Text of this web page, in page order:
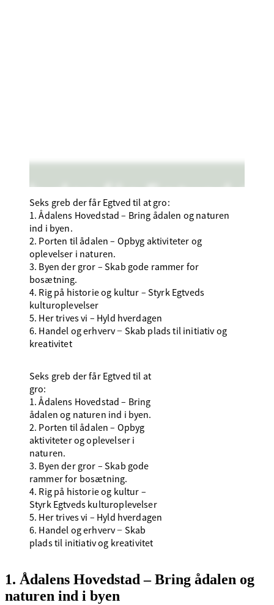
Seks greb der får Egtved til at gro:
1. Ådalens Hovedstad – Bring ådalen og naturen
ind i byen.
2. Porten til ådalen – Opbyg aktiviteter og
oplevelser i naturen.
3. Byen der gror – Skab gode rammer for
bosætning.
4. Rig på historie og kultur – Styrk Egtveds
kulturoplevelser
5. Her trives vi – Hyld hverdagen
6. Handel og erhverv − Skab plads til initiativ og
kreativitet
Seks greb der får Egtved til at
gro:
1. Ådalens Hovedstad – Bring
ådalen og naturen ind i byen.
2. Porten til ådalen – Opbyg
aktiviteter og oplevelser i
naturen.
3. Byen der gror – Skab gode
rammer for bosætning.
4. Rig på historie og kultur –
Styrk Egtveds kulturoplevelser
5. Her trives vi – Hyld hverdagen
6. Handel og erhverv − Skab
plads til initiativ og kreativitet
1. Ådalens Hovedstad – Bring ådalen og
naturen ind i byen